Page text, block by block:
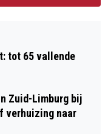
tot 65 vallende
Zuid-Limburg bij
verhuizing naar